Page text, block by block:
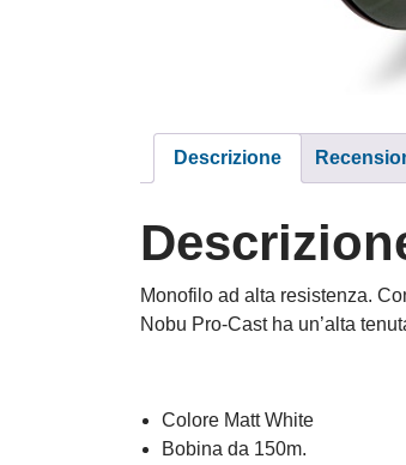
Descrizione
Monofilo ad alta resistenza.
Nobu Pro-Cast ha un’alta
Colore Matt White
Bobina da 150m.